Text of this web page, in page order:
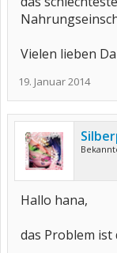
Vielen lieben
19. Januar 2014
Hallo hana,
das Problem ist